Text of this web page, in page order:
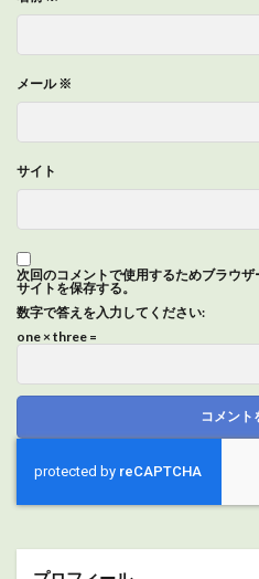
メール※
サイト
次回のコメントで使用するためブラウザ
サイトを保存する。
数字で答えを入力してください:
one × three =